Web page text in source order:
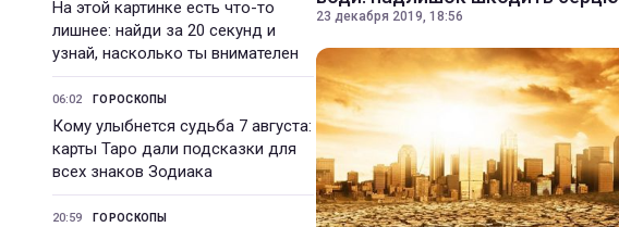
На этой картинке есть что-то
лишнее: найди за 20 секунд и
узнай, насколько ты внимателен
06:02 ГОРОСКОПЫ
Кому улыбнется судьба 7 августа:
карты Таро дали подсказки для
всех знаков Зодиака
20:59 ГОРОСКОПЫ
23 декабря 2019, 18:56